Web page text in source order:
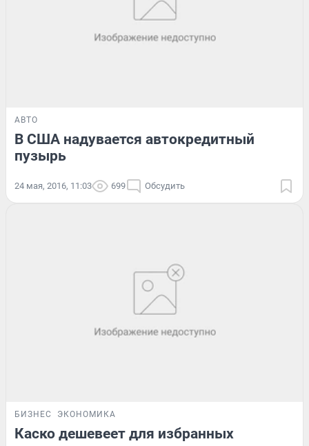
АВТО
В США надувается автокредитный
пузырь
24 мая, 2016, 11:03 699 Обсудить
БИЗНЕС ЭКОНОМИКА
Каско дешевеет для избранных